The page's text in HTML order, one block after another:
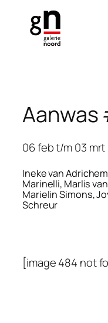
Aanwas
06 feb t/m 03 mrt
Ineke van
Marinelli, Marlis
Marielin Simons,
Schreur
[image 484 not